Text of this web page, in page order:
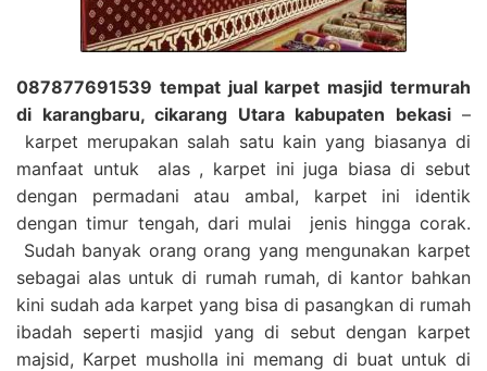
087877691539 tempat jual karpet masjid termurah
di karangbaru, cikarang Utara kabupaten bekasi–
karpet merupakan salah satu kain yang biasanya di
manfaat untuk alas , karpet ini juga biasa di sebut
dengan permadani atau ambal, karpet ini identik
dengan timur tengah, dari mulai jenis hingga corak.
Sudah banyak orang orang yang mengunakan karpet
sebagai alas untuk di rumah rumah, di kantor bahkan
kini sudah ada karpet yang bisa di pasangkan di rumah
ibadah seperti masjid yang di sebut dengan karpet
majsid, Karpet musholla ini memang di buat untuk di